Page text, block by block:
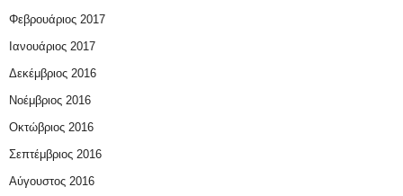
Φεβρουάριος 2017
Ιανουάριος 2017
Δεκέμβριος 2016
Νοέμβριος 2016
Οκτώβριος 2016
Σεπτέμβριος 2016
Αύγουστος 2016